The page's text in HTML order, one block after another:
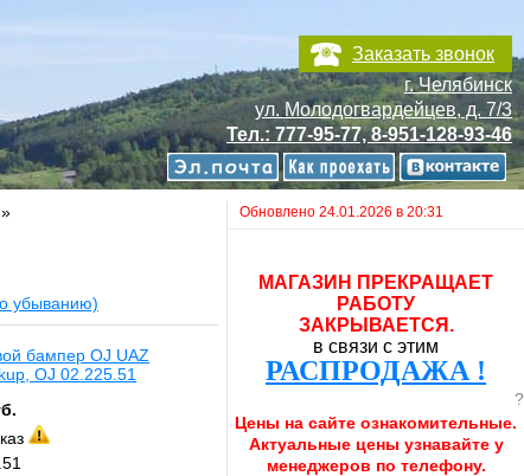
Заказать звонок
г. Челябинск
ул. Молодогвардейцев, д. 7/3
Тел.: 777-95-77, 8-951-128-93-46
Обновлено 24.01.2026 в 20:31
МАГАЗИН ПРЕКРАЩАЕТ
РАБОТУ
ЗАКРЫВАЕТСЯ.
в связи с этим
РАСПРОДАЖА !
?
Цены на сайте ознакомительные.
Актуальные цены узнавайте у
менеджеров по телефону.
убыванию)
бампер OJ UAZ
OJ 02.225.51